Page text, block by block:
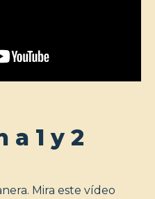
1 y 2
Mira este vídeo